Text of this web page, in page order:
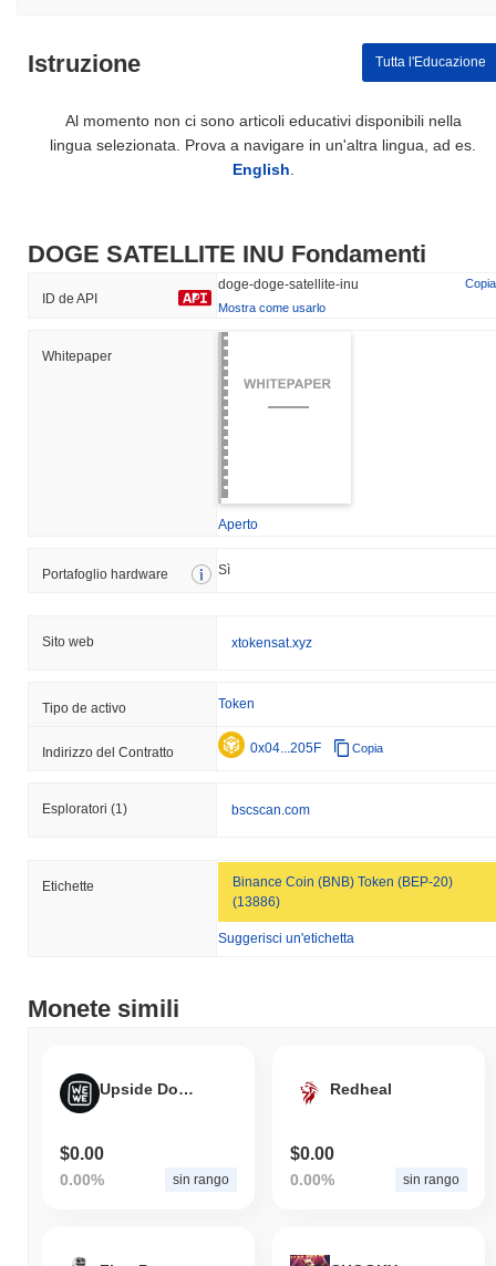
Istruzione Tutta l'Educazione
Al momento non ci sono articoli educativi disponibili nella
lingua selezionata. Prova a navigare in un'altra lingua, ad es.
English
DOGE SATELLITE INU Fondamenti
ID de API
doge-doge-satellite-inu
Copia
Mostra come usarlo
Whitepaper
Aperto
Portafoglio hardware Sì
Sito web xtokensat.xyz
Tipo de activo Token
Indirizzo del Contratto 0x04...205F Copia
Esploratori (1) bscscan.com
Etichette
Binance Coin (BNB) Token (BEP-20)
(13886)
Suggerisci un'etichetta
Monete simili
Upside Down Meme
$0.00
0.00% sin rango
Redheal
$0.00
0.00% sin rango